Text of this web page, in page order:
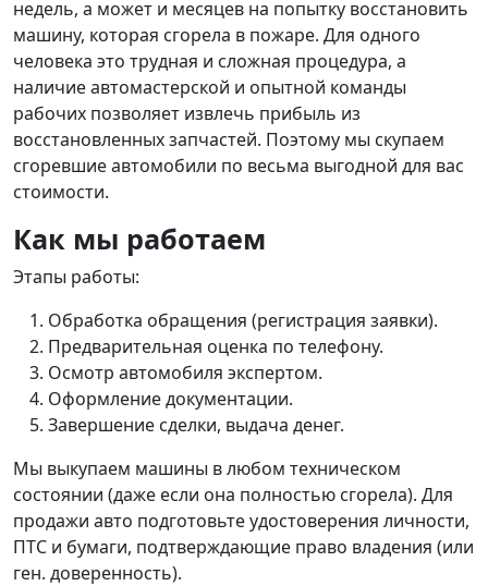
недель, а может и месяцев на попытку восстановить
машину, которая сгорела в пожаре. Для одного
человека это трудная и сложная процедура, а
наличие автомастерской и опытной команды
рабочих позволяет извлечь прибыль из
восстановленных запчастей. Поэтому мы скупаем
сгоревшие автомобили по весьма выгодной для вас
стоимости.
Как мы работаем
Этапы работы:
Обработка обращения (регистрация заявки).
Предварительная оценка по телефону.
Осмотр автомобиля экспертом.
Оформление документации.
Завершение сделки, выдача денег.
Мы выкупаем машины в любом техническом
состоянии (даже если она полностью сгорела). Для
продажи авто подготовьте удостоверения личности,
ПТС и бумаги, подтверждающие право владения (или
ген. доверенность).